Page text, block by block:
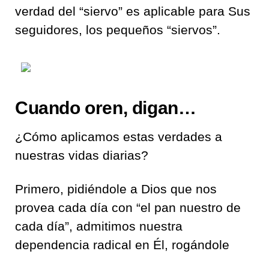
verdad del “siervo” es aplicable para Sus
seguidores, los pequeños “siervos”.
Cuando oren, digan…
¿Cómo aplicamos estas verdades a
nuestras vidas diarias?
Primero, pidiéndole a Dios que nos
provea cada día con “el pan nuestro de
cada día”, admitimos nuestra
dependencia radical en Él, rogándole